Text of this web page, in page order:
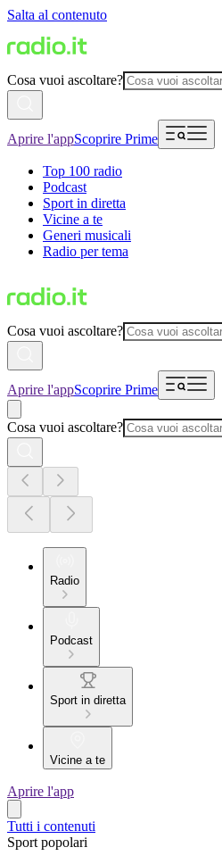
Salta al contenuto
Cosa vuoi ascoltare?
Aprire l'appScoprire Prime
Top 100 radio
Podcast
Sport in diretta
Vicine a te
Generi musicali
Radio per tema
Cosa vuoi ascoltare?
Aprire l'appScoprire Prime
Cosa vuoi ascoltare?
Radio
Podcast
Sport in diretta
Vicine a te
Aprire l'app
Tutti i contenuti
Sport popolari